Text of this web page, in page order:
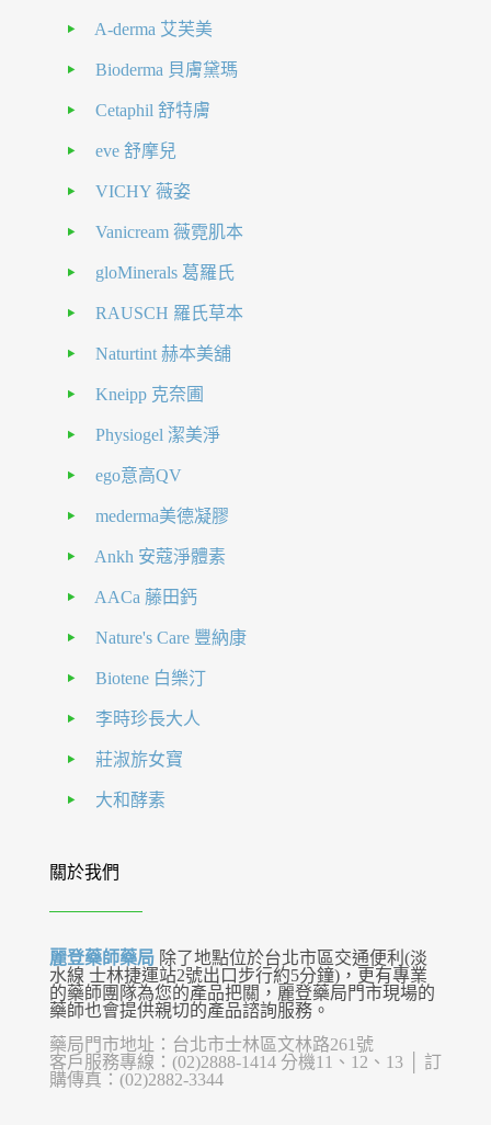
A-derma 艾芙美
Bioderma 貝膚黛瑪
Cetaphil 舒特膚
eve 舒摩兒
VICHY 薇姿
Vanicream 薇霓肌本
gloMinerals 葛羅氏
RAUSCH 羅氏草本
Naturtint 赫本美舖
Kneipp 克奈圃
Physiogel 潔美淨
ego意高QV
mederma美德凝膠
Ankh 安蔻淨體素
AACa 藤田鈣
Nature's Care 豐納康
Biotene 白樂汀
李時珍長大人
莊淑旂女寶
大和酵素
關於我們
麗登藥師藥局 除了地點位於台北市區交通便利(淡
水線 士林捷運站2號出口步行約5分鐘)，更有專業
的藥師團隊為您的產品把關，麗登藥局門市現場的
藥師也會提供親切的產品諮詢服務。
藥局門市地址：台北市士林區文林路261號
客戶服務專線：(02)2888-1414 分機11、12、13 │ 訂
購傳真：(02)2882-3344